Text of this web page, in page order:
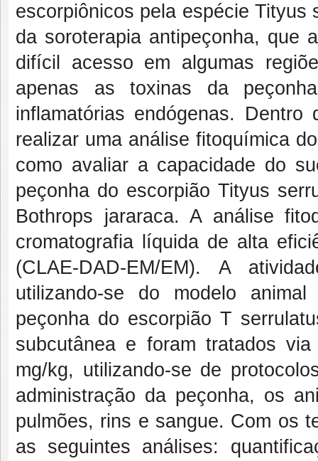
escorpiônicos pela espécie
da soroterapia antipeçonha, que
difícil acesso em algumas
apenas as toxinas da
inflamatórias endógenas.
realizar uma análise fitoquímica
como avaliar a capacidade do
peçonha do escorpião Tityus
Bothrops jararaca. A análise
cromatografia líquida de alta
(CLAE-DAD-EM/EM). A
utilizando-se do modelo
peçonha do escorpião T
subcutânea e foram tratados
mg/kg, utilizando-se de
administração da peçonha, os
pulmões, rins e sangue. Com os
as seguintes análises: